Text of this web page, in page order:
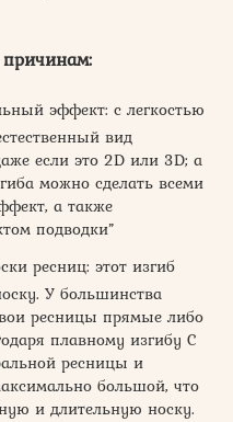
эффект: с легкостью
вид
если это 2D или 3D; а
можно сделать всеми
а также
подводки”
ресниц: этот изгиб
У большинства
ресницы прямые либо
плавному изгибу С
ресницы и
большой, что
и длительную носку.